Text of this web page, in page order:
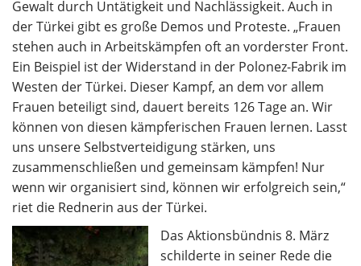
Gewalt durch Untätigkeit und Nachlässigkeit. Auch in
der Türkei gibt es große Demos und Proteste. „Frauen
stehen auch in Arbeitskämpfen oft an vorderster Front.
Ein Beispiel ist der Widerstand in der Polonez-Fabrik im
Westen der Türkei. Dieser Kampf, an dem vor allem
Frauen beteiligt sind, dauert bereits 126 Tage an. Wir
können von diesen kämpferischen Frauen lernen. Lasst
uns unsere Selbstverteidigung stärken, uns
zusammenschließen und gemeinsam kämpfen! Nur
wenn wir organisiert sind, können wir erfolgreich sein,“
riet die Rednerin aus der Türkei.
Das Aktionsbündnis 8. März
schilderte in seiner Rede die